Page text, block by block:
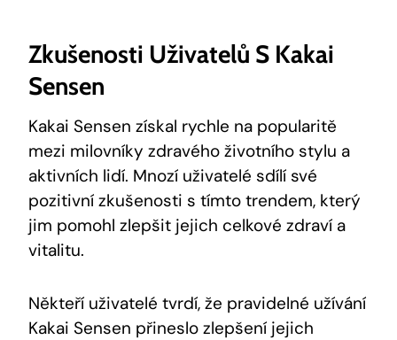
Zkušenosti ‍uživatelů S Kakai
Sensen
Kakai Sensen⁤ získal rychle⁤ na popularitě
mezi milovníky ⁤zdravého⁢ životního ⁤stylu a
aktivních lidí. Mnozí uživatelé sdílí své
pozitivní zkušenosti s tímto trendem, který
jim pomohl⁤ zlepšit jejich celkové zdraví a
‌vitalitu.
Někteří uživatelé tvrdí, že pravidelné‍ užívání
⁢Kakai Sensen přineslo zlepšení jejich